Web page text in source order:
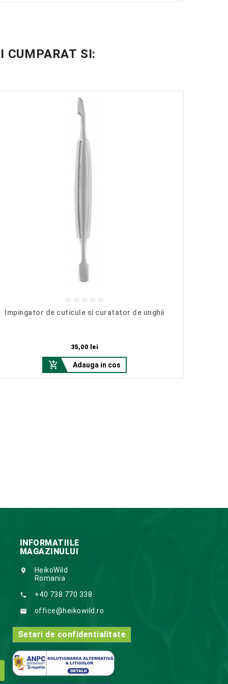
CUMPARAT SI:
    
Impingator de cuticule si curatator de unghii
35,00 lei
 Adauga in cos
INFORMATIILE
MAGAZINULUI

HeikoWild
Romania
 +40 738 770 338
 office@heikowild.ro
Setari de confidentialitate